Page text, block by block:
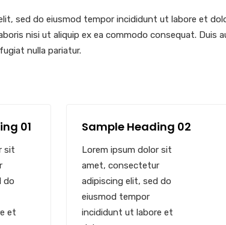
sed do eiusmod tempor incididunt ut labore et
nisi ut aliquip ex ea commodo consequat. Duis
nulla pariatur.
01
sit
do
et
Sample Heading 02
Lorem ipsum dolor sit
amet, consectetur
adipiscing elit, sed do
eiusmod tempor
incididunt ut labore et